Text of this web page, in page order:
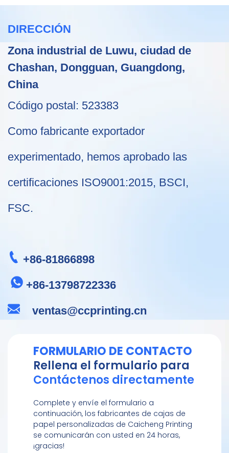
DIRECCIÓN
Zona industrial de Luwu, ciudad de
Chashan, Dongguan, Guangdong,
China
Código postal: 523383
Como fabricante exportador
experimentado, hemos aprobado las
certificaciones ISO9001:2015, BSCI,
FSC.
+86-81866898
+86-13798722336
ventas@ccprinting.cn
FORMULARIO DE CONTACTO
Rellena el formulario para
Contáctenos directamente
Complete y envíe el formulario a
continuación, los fabricantes de cajas de
papel personalizadas de Caicheng Printing
se comunicarán con usted en 24 horas,
¡gracias!